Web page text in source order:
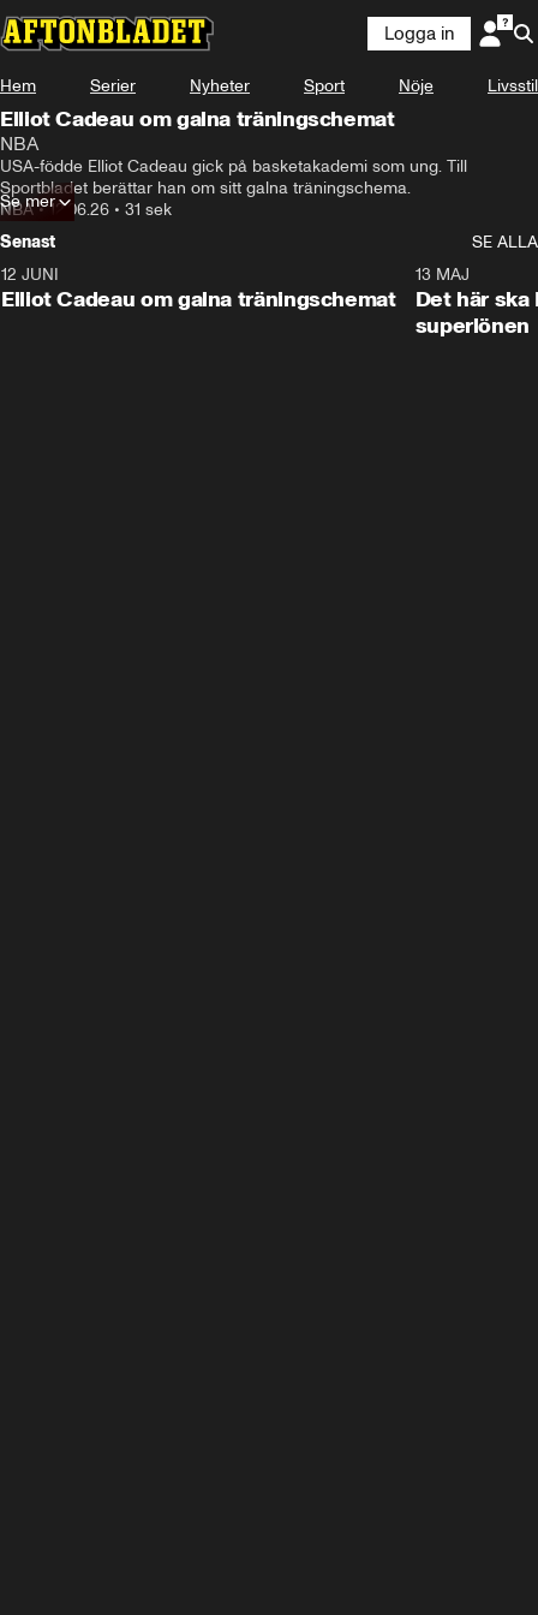
Logga in
Hem Serier Nyheter Sport Nöje Livsstil
Elliot Cadeau om galna träningschemat
NBA
USA-födde Elliot Cadeau gick på basketakademi som ung. Till
NBA•12.06.26 • 31 sek
Se mer
Senast
SE ALLA
12 JUNI
Elliot Cadeau om galna träningschemat
13 MAJ
Det här
superlönen